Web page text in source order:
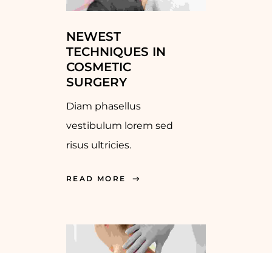
NEWEST
TECHNIQUES IN
COSMETIC
SURGERY
Diam phasellus
vestibulum lorem sed
risus ultricies.
READ MORE